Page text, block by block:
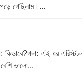
গেছিলাম।...
কিভাবে?গদা: এই ধর
ভালো...